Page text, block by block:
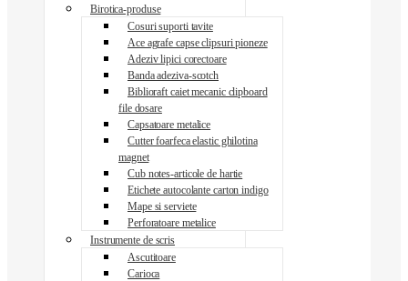
Birotica-produse
Cosuri suporti tavite
Ace agrafe capse clipsuri pioneze
Adeziv lipici corectoare
Banda adeziva-scotch
Biblioraft caiet mecanic clipboard
file dosare
Capsatoare metalice
Cutter foarfeca elastic ghilotina
magnet
Cub notes-articole de hartie
Etichete autocolante carton indigo
Mape si serviete
Perforatoare metalice
Instrumente de scris
Ascutitoare
Carioca